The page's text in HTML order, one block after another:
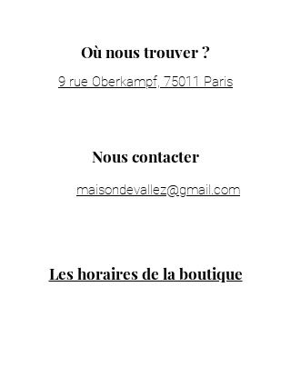
Où nous trouver ?
9 rue Oberkampf, 75011 Paris
Nous contacter
maisondevallez@gmail.com
Les horaires de la boutique